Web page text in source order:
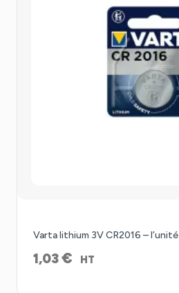
Varta lithium 3V CR2016 – l’unité
1,03€ HT